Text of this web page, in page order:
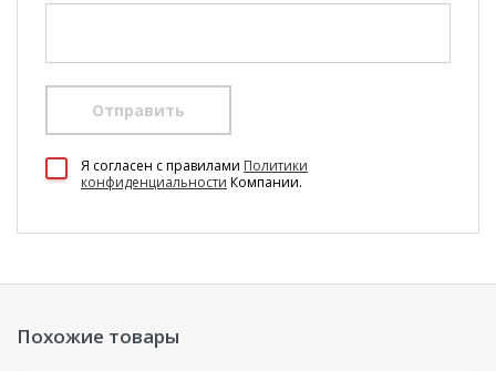
Отправить
Я согласен c правилами Политики
конфиденциальности Компании.
Похожие товары